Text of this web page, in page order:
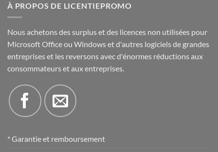
À PROPOS DE LICENTIEPROMO
Nous achetons des surplus et des licences non utilisées pour
Microsoft Office ou Windows et d'autres logiciels de grandes
entreprises et les reversons avec d'énormes réductions aux
consommateurs et aux entreprises.
* Garantie et remboursement